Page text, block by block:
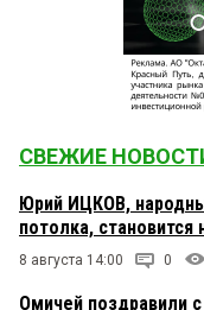
СВЕЖИЕ
Юрий ИЦКОВ,
потолка, становится
8 августа 14:00 0
Омичей поздравили